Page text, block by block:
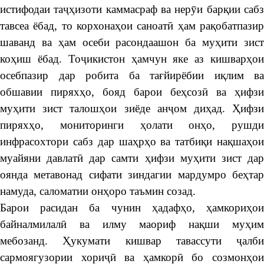
истифодаи таҷҳизоти каммасраф ва нерӯи барқии сабз
тавсеа ёбад, то корхонаҳои саноатӣ ҳам рақобатпазир
шаванд ва ҳам осеби расондаашон ба муҳити зист
коҳиш ёбад. Тоҷикистон ҳамчун яке аз кишварҳои
осебпазир дар робита ба тағйирёбии иқлим ва
обшавии пиряхҳо, бояд барои беҳсозӣ ва ҳифзи
муҳити зист талошҳои зиёде анҷом диҳад. Ҳифзи
пиряхҳо, мониторинги ҳолати онҳо, рушди
инфрасохтори сабз дар шаҳрҳо ва татбиқи нақшаҳои
муайяни давлатӣ дар самти ҳифзи муҳити зист дар
оянда метавонад сифати зиндагии мардумро беҳтар
намуда, саломатии онҳоро таъмин созад.
Барои расидан ба чунин ҳадафҳо, ҳамкориҳои
байналмилалӣ ва илму маориф нақши муҳим
мебозанд. Ҳукумати кишвар тавассути ҷалби
сармоягузории хориҷӣ ва ҳамкорӣ бо созмонҳои